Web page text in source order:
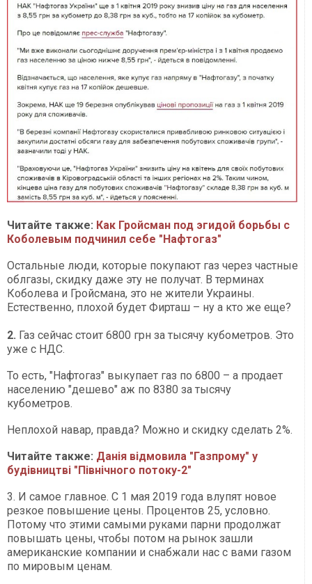
Читайте также: Как Гройсман под эгидой борьбы с
Коболевым подчинил себе "Нафтогаз"
Остальные люди, которые покупают газ через частные
облгазы, скидку даже эту не получат. В терминах
Коболева и Гройсмана, это не жители Украины.
Естественно, плохой будет Фирташ – ну а кто же еще?
2. Газ сейчас стоит 6800 грн за тысячу кубометров. Это
уже с НДС.
То есть, "Нафтогаз" выкупает газ по 6800 – а продает
населению "дешево" аж по 8380 за тысячу
кубометров.
Неплохой навар, правда? Можно и скидку сделать 2%.
Читайте также: Данія відмовила "Газпрому" у
будівництві "Північного потоку-2"​​​​​​​
3. И самое главное. С 1 мая 2019 года влупят новое
резкое повышение цены. Процентов 25, условно.
Потому что этими самыми руками парни продолжат
повышать цены, чтобы потом на рынок зашли
американские компании и снабжали нас с вами газом
по мировым ценам.